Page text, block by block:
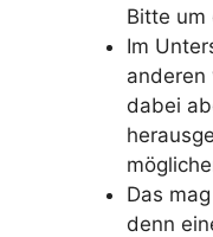
Bitte um
Im
anderen
dabei
Das
denn